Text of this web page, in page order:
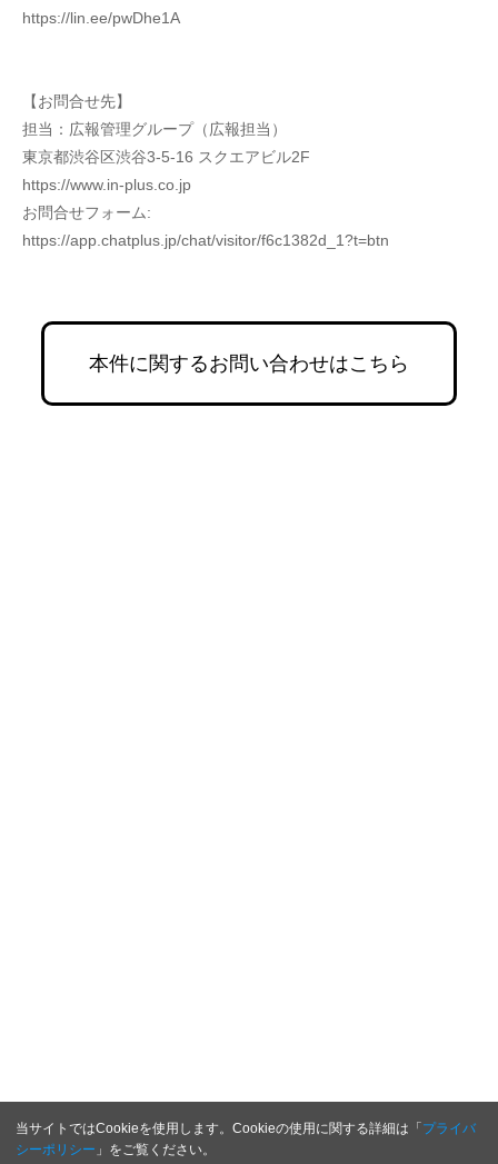
当サイトではCookieを使用します。Cookieの使用に関する詳細は「プライバ
シーポリシー 」をご覧ください。
https://lin.ee/pwDhe1A
【お問合せ先】
担当：広報管理グループ（広報担当）
東京都渋谷区渋谷3-5-16 スクエアビル2F
https://www.in-plus.co.jp
お問合せフォーム:
https://app.chatplus.jp/chat/visitor/f6c1382d_1?t=btn
本件に関するお問い合わせはこちら